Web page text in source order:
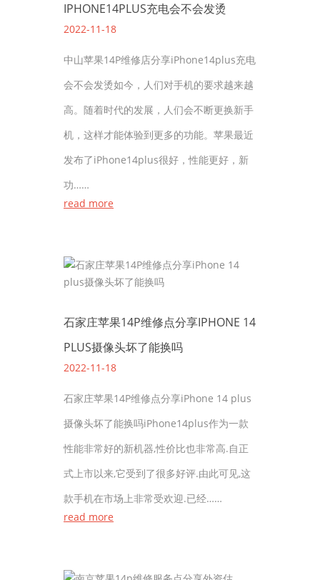
IPHONE14PLUS充电会不会发烫
2022-11-18
中山苹果14P维修店分享iPhone14plus充电
会不会发烫如今，人们对手机的要求越来越
高。随着时代的发展，人们会不断更换新手
机，这样才能体验到更多的功能。苹果最近
发布了iPhone14plus很好，性能更好，新
功……
read more
石家庄苹果14P维修点分享IPHONE 14
PLUS摄像头坏了能换吗
2022-11-18
石家庄苹果14P维修点分享iPhone 14 plus
摄像头坏了能换吗iPhone14plus作为一款
性能非常好的新机器,性价比也非常高.自正
式上市以来,它受到了很多好评.由此可见,这
款手机在市场上非常受欢迎.已经……
read more